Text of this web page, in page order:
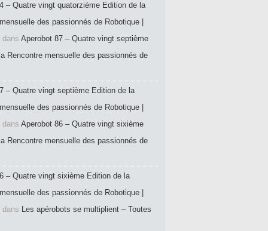
– Quatre vingt quatorzième Edition de la
des passionnés de Robotique |
dans Aperobot 87 – Quatre vingt septième
Rencontre mensuelle des passionnés de
– Quatre vingt septième Edition de la
des passionnés de Robotique |
dans Aperobot 86 – Quatre vingt sixième
Rencontre mensuelle des passionnés de
– Quatre vingt sixième Edition de la
des passionnés de Robotique |
dans Les apérobots se multiplient – Toutes